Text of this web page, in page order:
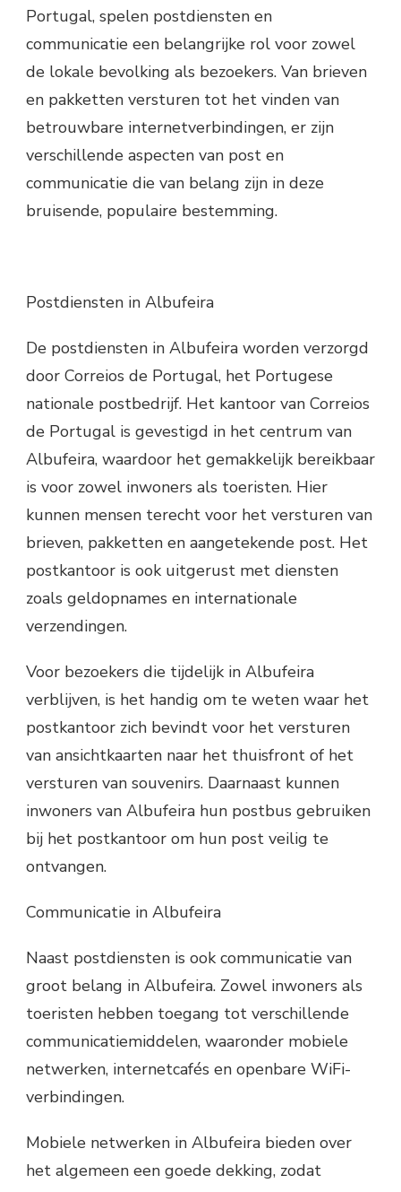
Portugal, spelen postdiensten en
communicatie een belangrijke rol voor zowel
de lokale bevolking als bezoekers. Van brieven
en pakketten versturen tot het vinden van
betrouwbare internetverbindingen, er zijn
verschillende aspecten van post en
communicatie die van belang zijn in deze
bruisende, populaire bestemming.
Postdiensten in Albufeira
De postdiensten in Albufeira worden verzorgd
door Correios de Portugal, het Portugese
nationale postbedrijf. Het kantoor van Correios
de Portugal is gevestigd in het centrum van
Albufeira, waardoor het gemakkelijk bereikbaar
is voor zowel inwoners als toeristen. Hier
kunnen mensen terecht voor het versturen van
brieven, pakketten en aangetekende post. Het
postkantoor is ook uitgerust met diensten
zoals geldopnames en internationale
verzendingen.
Voor bezoekers die tijdelijk in Albufeira
verblijven, is het handig om te weten waar het
postkantoor zich bevindt voor het versturen
van ansichtkaarten naar het thuisfront of het
versturen van souvenirs. Daarnaast kunnen
inwoners van Albufeira hun postbus gebruiken
bij het postkantoor om hun post veilig te
ontvangen.
Communicatie in Albufeira
Naast postdiensten is ook communicatie van
groot belang in Albufeira. Zowel inwoners als
toeristen hebben toegang tot verschillende
communicatiemiddelen, waaronder mobiele
netwerken, internetcafés en openbare WiFi-
verbindingen.
Mobiele netwerken in Albufeira bieden over
het algemeen een goede dekking, zodat